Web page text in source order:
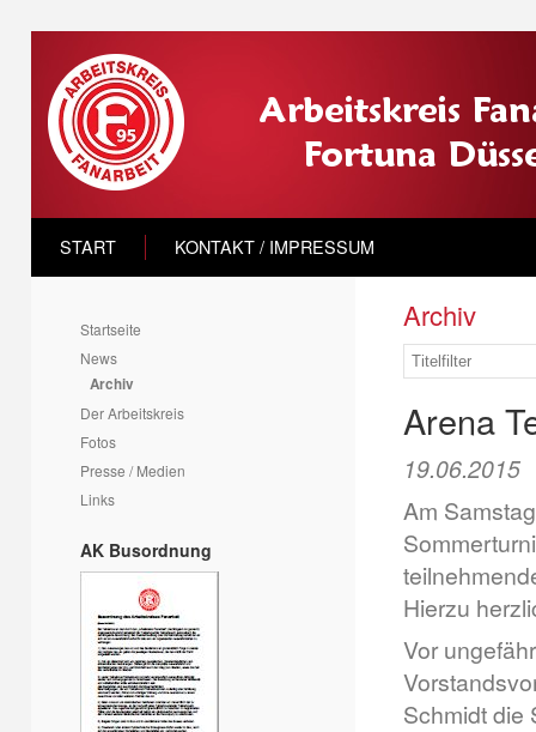
START KONTAKT / IMPRESSUM
Startseite
News
Archiv
Der Arbeitskreis
Fotos
Presse / Medien
Links
AK Busordnung
Archiv
Arena
19.06.2015
Am
Hierzu
Vor
Schmidt die